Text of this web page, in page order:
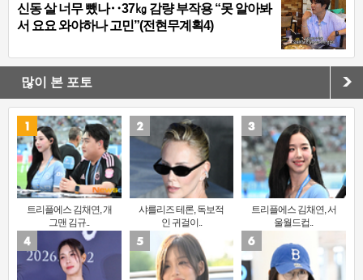
신동 살 너무 뺐나‥37㎏ 감량 부작용 “못 알아봐
서 요요 와야하나 고민”(전현무계획4)
많이 본 포토
트리플에스 김채연, 개
그맨 김규..
샤를리즈 테론, 독보적
인 귀걸이..
트리플에스 김채연, 서
울월드컵..